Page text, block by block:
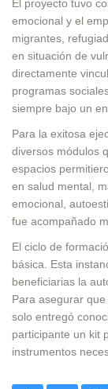
El proyecto tuvo
emocional y el
migrantes,
en situación de
directamente
programas
siempre bajo un
Para la exitosa
diversos módulos
espacios
en salud mental,
emocional,
fue acompañado
El ciclo de
básica . Esta
beneficiarias la
Para asegurar
solo entregó
participante un kit
instrumentos